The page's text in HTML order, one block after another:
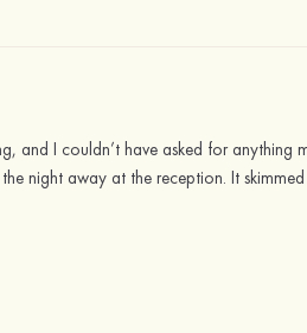
and I couldn’t have asked for anything
night away at the reception. It